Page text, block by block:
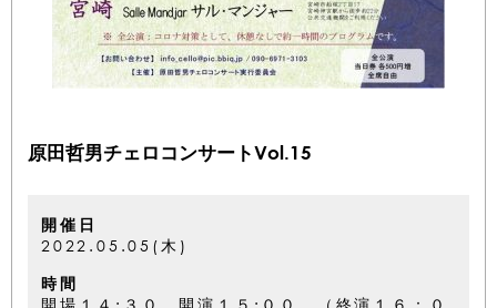
原田哲男チェロコンサートVol.15
開催日
2022.05.05(木)
時間